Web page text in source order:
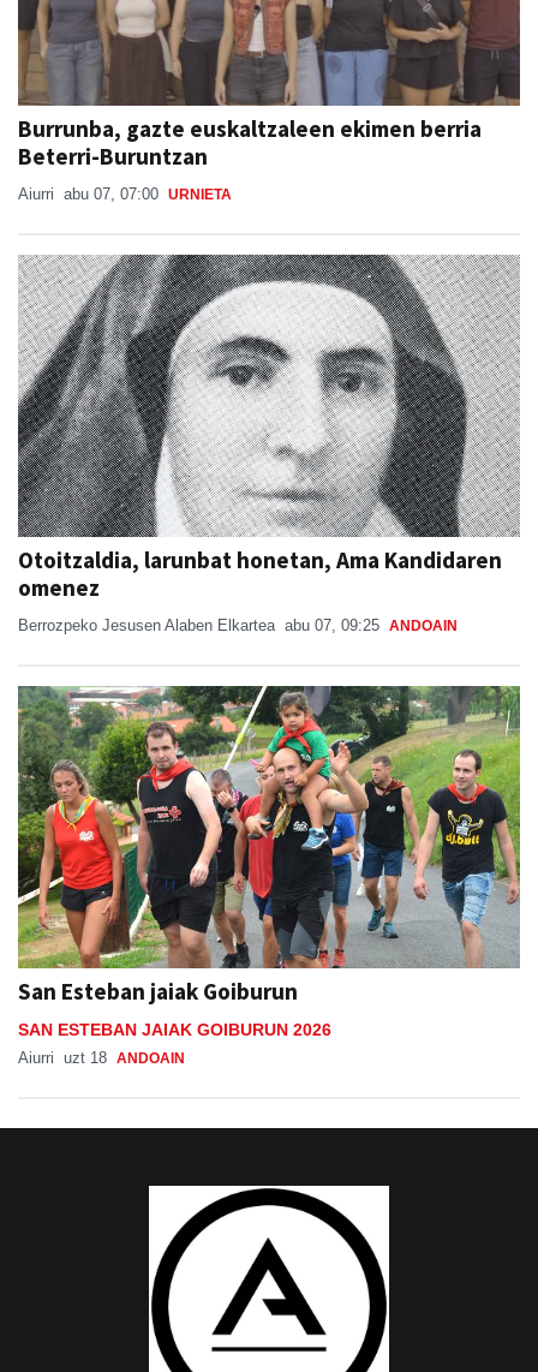
Burrunba, gazte euskaltzaleen ekimen berria
Beterri-Buruntzan
Aiurri abu 07, 07:00 URNIETA
Otoitzaldia, larunbat honetan, Ama Kandidaren
omenez
Berrozpeko Jesusen Alaben Elkartea abu 07, 09:25 ANDOAIN
San Esteban jaiak Goiburun
SAN ESTEBAN JAIAK GOIBURUN 2026
Aiurri uzt 18 ANDOAIN